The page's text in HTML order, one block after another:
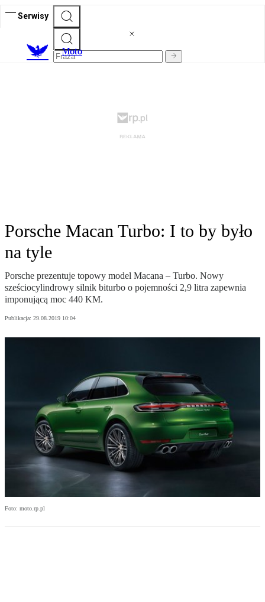
Serwisy
Moto
Porsche Macan Turbo: I to by było
na tyle
Porsche prezentuje topowy model Macana – Turbo. Nowy
sześciocylindrowy silnik biturbo o pojemności 2,9 litra zapewnia
imponującą moc 440 KM.
Publikacja: 29.08.2019 10:04
Foto: moto.rp.pl